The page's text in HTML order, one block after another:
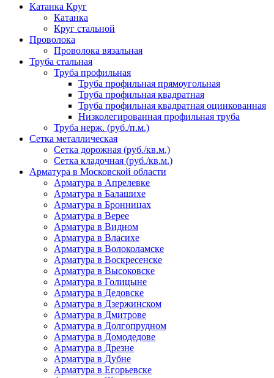
Катанка Круг
Катанка
Круг стальной
Проволока
Проволока вязальная
Труба стальная
Труба профильная
Труба профильная прямоугольная
Труба профильная квадратная
Труба профильная квадратная оцинкованная
Низколегированная профильная труба
Труба нерж. (руб./п.м.)
Сетка металлическая
Сетка дорожная (руб./кв.м.)
Сетка кладочная (руб./кв.м.)
Арматура в Московской области
Арматура в Апрелевке
Арматура в Балашихе
Арматура в Бронницах
Арматура в Верее
Арматура в Видном
Арматура в Власихе
Арматура в Волоколамске
Арматура в Воскресенске
Арматура в Высоковске
Арматура в Голицыне
Арматура в Дедовске
Арматура в Дзержинском
Арматура в Дмитрове
Арматура в Долгопрудном
Арматура в Домодедове
Арматура в Дрезне
Арматура в Дубне
Арматура в Егорьевске